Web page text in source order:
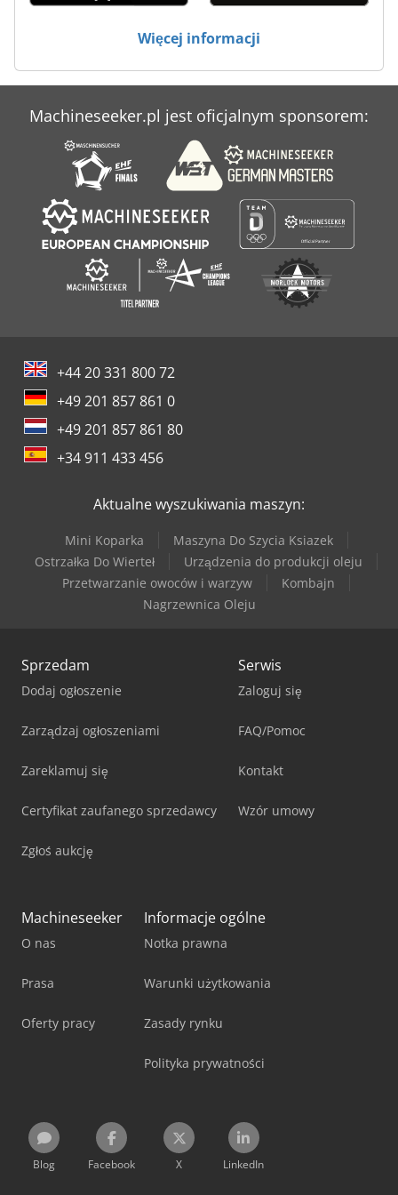
Massey Ferguson 590
Massey Ferguson 8450
Technika Karmienia
Technika Natryskiwania
Technika Siewu
Więcej informacji
Machineseeker.pl jest oficjalnym sponsorem:
+44 20 331 800 72
+49 201 857 861 0
+49 201 857 861 80
+34 911 433 456
Aktualne wyszukiwania maszyn:
Mini Koparka
Maszyna Do Szycia Ksiazek
Ostrzałka Do Wierteł
Urządzenia do produkcji oleju
Przetwarzanie owoców i warzyw
Kombajn
Nagrzewnica Oleju
Sprzedam
Dodaj ogłoszenie
Zarządzaj ogłoszeniami
Zareklamuj się
Certyfikat zaufanego sprzedawcy
Zgłoś aukcję
Serwis
Zaloguj się
FAQ/Pomoc
Kontakt
Wzór umowy
Machineseeker
O nas
Prasa
Oferty pracy
Informacje ogólne
Notka prawna
Warunki użytkowania
Zasady rynku
Polityka prywatności
Blog Facebook X LinkedIn